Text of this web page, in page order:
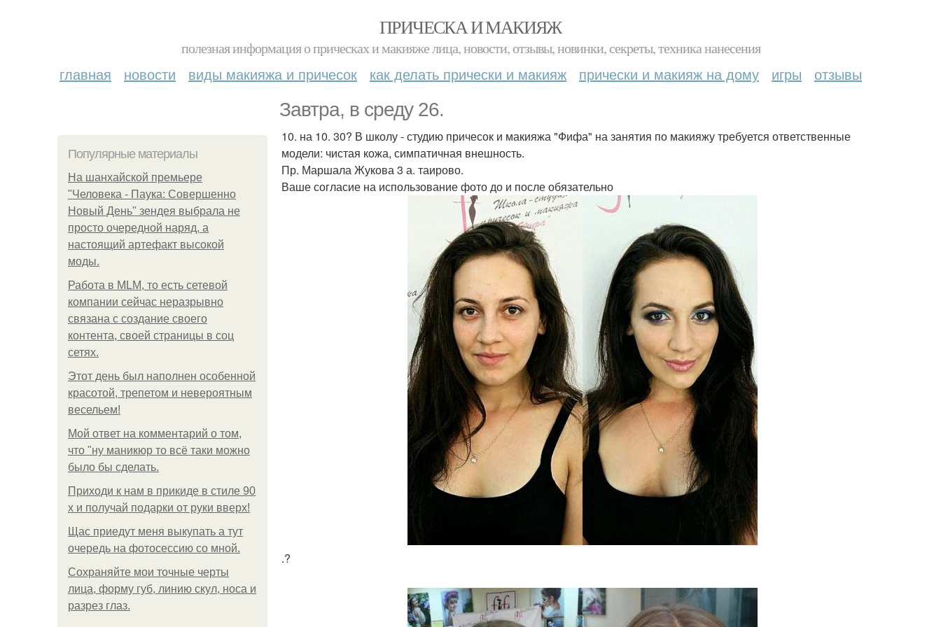
ПРИЧЕСКА И МАКИЯЖ
полезная информация о прическах и макияже лица, новости, отзывы, новинки, секреты, техника нанесения
главная новости виды макияжа и причесок как делать прически и макияж прически и макияж на дому игры отзывы
Завтра, в среду 26.
Популярные материалы
На шанхайской премьере
"Человека - Паука: Совершенно
Новый День" зендея выбрала не
просто очередной наряд, а
настоящий артефакт высокой
моды.
Работа в MLM, то есть сетевой
компании сейчас неразрывно
связана с создание своего
контента, своей страницы в соц
сетях.
Этот день был наполнен особенной
красотой, трепетом и невероятным
весельем!
Мой ответ на комментарий о том,
что "ну маникюр то всё таки можно
было бы сделать.
Приходи к нам в прикиде в стиле 90
х и получай подарки от руки вверх!
Щас приедут меня выкупать а тут
очередь на фотосессию со мной.
Сохраняйте мои точные черты
лица, форму губ, линию скул, носа и
разрез глаз.
10. на 10. 30? В школу - студию причесок и макияжа "Фифа" на занятия по макияжу требуется ответственные
модели: чистая кожа, симпатичная внешность.
Пр. Маршала Жукова 3 а. таирово.
Ваше согласие на использование фото до и после обязательно
.?